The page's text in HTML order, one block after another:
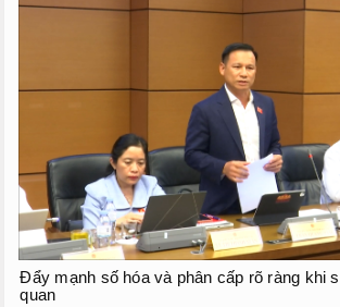
Phiên họp giữa 2 đợt của kỳ họp thứ 6
Phiên họp thứ 28
HOẠT ĐỘNG QUỐC HỘI
TIẾP XÚC CỬ TRI
CHƯƠNG TRÌNH GIÁM SÁT
Đẩy mạnh số hóa và phân cấp rõ ràng khi
quan